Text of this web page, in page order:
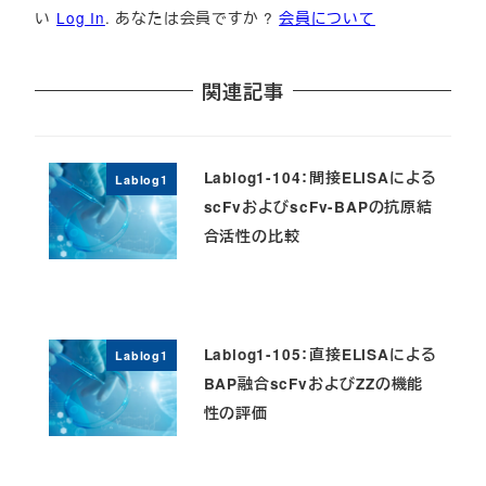
い Log In. あなたは会員ですか ?会員について
関連記事
Lablog1
Lablog1-104：間接ELISAによる
scFvおよびscFv-BAPの抗原結
合活性の比較
Lablog1
Lablog1-105：直接ELISAによる
BAP融合scFvおよびZZの機能
性の評価